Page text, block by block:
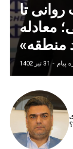
روانی تا
معادله
منطقه»
پیام - 31 تیر 1402